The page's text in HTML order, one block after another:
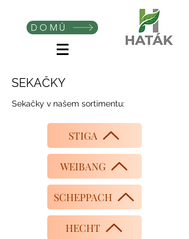
DOMŮ
SEKAČKY
Sekačky v našem sortimentu:
STIGA
WEIBANG
SCHEPPACH
HECHT